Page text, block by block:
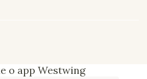
o app Westwing